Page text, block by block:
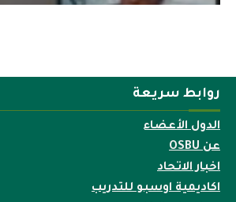
روابط سريعة
الدول الأعضاء
عن OSBU
اخبار الاتحاد
اكاديمية اوسبو للتدريب